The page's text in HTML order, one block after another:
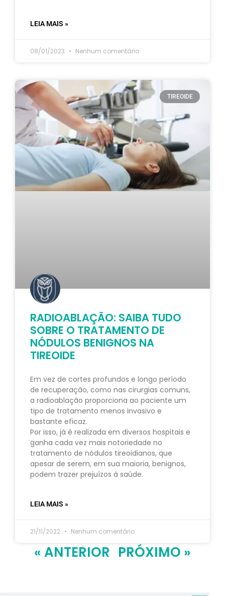
LEIA MAIS »
08/01/2023 Nenhum comentário
TIREOIDE
RADIOABLAÇÃO: SAIBA TUDO
SOBRE O TRATAMENTO DE
NÓDULOS BENIGNOS NA
TIREOIDE
Em vez de cortes profundos e longo período
de recuperação, como nas cirurgias comuns,
a radioablação proporciona ao paciente um
tipo de tratamento menos invasivo e
bastante eficaz.
Por isso, já é realizada em diversos hospitais e
ganha cada vez mais notoriedade no
tratamento de nódulos tireoidianos, que
apesar de serem, em sua maioria, benignos,
podem trazer prejuízos à saúde.
LEIA MAIS »
21/11/2022 Nenhum comentário
« ANTERIOR PRÓXIMO »